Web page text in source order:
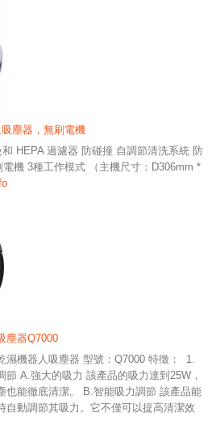
塵器，無刷電機
HEPA 過濾器 防碰撞 自調節清洗系統 防
機 3種工作模式 （主機尺寸：D306mm *
塵器Q7000
濕機器人吸塵器 型號：Q7000 特徵： 1.
節 A.強大的吸力 該產品的吸力達到25W，
也能徹底清潔。 B.智能吸力調節 該產品能
自動調節其吸力。它不僅可以提高清潔效